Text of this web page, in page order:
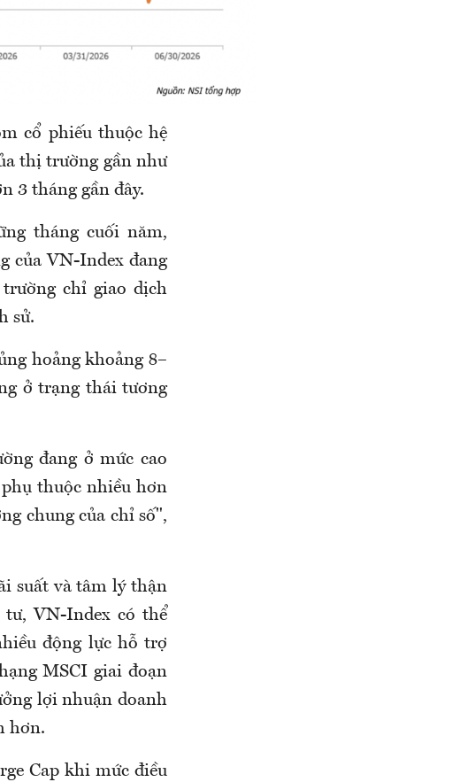
cổ phiếu thuộc hệ
thị trường gần như
3 tháng gần đây.
tháng cuối năm,
của VN-Index đang
chỉ giao dịch
sử.
hoảng khoảng 8–
ở trạng thái tương
đang ở mức cao
thuộc nhiều hơn
chung của chỉ số",
suất và tâm lý thận
VN-Index có thể
động lực hỗ trợ
MSCI giai đoạn
lợi nhuận doanh
hơn.
Cap khi mức điều